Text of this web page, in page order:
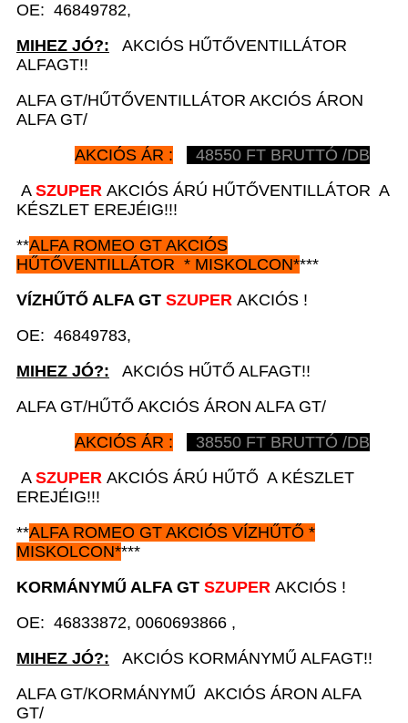
OE: 46849782,
MIHEZ JÓ?: AKCIÓS HŰTŐVENTILLÁTOR
ALFAGT!!
ALFA GT/HŰTŐVENTILLÁTOR AKCIÓS ÁRON
ALFA GT/
AKCIÓS ÁR :
48550 FT BRUTTÓ /DB
A SZUPER AKCIÓS ÁRÚ HŰTŐVENTILLÁTOR A
KÉSZLET EREJÉIG!!!
**ALFA ROMEO GT AKCIÓS
HŰTŐVENTILLÁTOR * MISKOLCON****
VÍZHŰTŐ ALFA GT SZUPER AKCIÓS !
OE: 46849783,
MIHEZ JÓ?: AKCIÓS HŰTŐ ALFAGT!!
ALFA GT/HŰTŐ AKCIÓS ÁRON ALFA GT/
AKCIÓS ÁR :
38550 FT BRUTTÓ /DB
A SZUPER AKCIÓS ÁRÚ HŰTŐ A KÉSZLET
EREJÉIG!!!
**ALFA ROMEO GT AKCIÓS VÍZHŰTŐ *
MISKOLCON****
KORMÁNYMŰ ALFA GT SZUPER AKCIÓS !
OE: 46833872, 0060693866 ,
MIHEZ JÓ?: AKCIÓS KORMÁNYMŰ ALFAGT!!
ALFA GT/KORMÁNYMŰ AKCIÓS ÁRON ALFA
GT/